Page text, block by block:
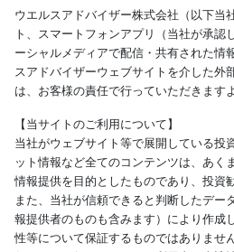
ウエルスアドバイザー株式会社（以下当
ト、スマートフォンアプリ（当社が承認
ーシャルメディアで配信・共有された情
スアドバイザーウェブサイトを介した外
は、お客様の責任で行っていただきます
【当サイトのご利用について】
当社がウェブサイト等で展開している投
ット情報など全てのコンテンツは、あく
情報提供を目的としたものであり、投資
また、当社が信頼できると判断したデー
報提供者のものも含みます）により作成
性等について保証するものではありませ